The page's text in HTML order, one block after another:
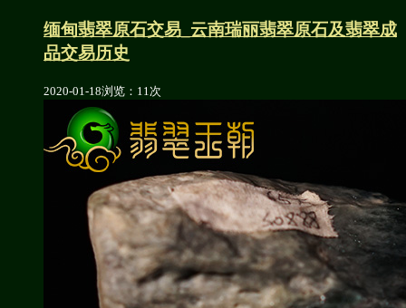
缅甸翡翠原石交易_云南瑞丽翡翠原石及翡翠成
品交易历史
2020-01-18浏览：11次